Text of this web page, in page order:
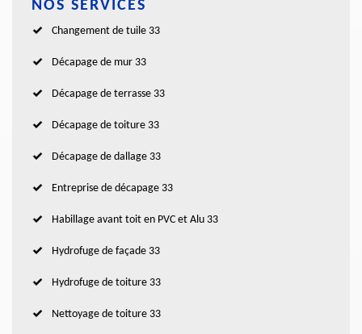
NOS SERVICES
Changement de tuile 33
Décapage de mur 33
Décapage de terrasse 33
Décapage de toiture 33
Décapage de dallage 33
Entreprise de décapage 33
Habillage avant toit en PVC et Alu 33
Hydrofuge de façade 33
Hydrofuge de toiture 33
Nettoyage de toiture 33